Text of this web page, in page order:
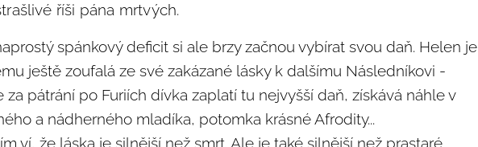
říši pána mrtvých.
spánkový deficit si ale brzy začnou vybírat svou daň. Helen je
ještě zoufalá ze své zakázané lásky k dalšímu Následníkovi -
za pátrání po Furiích dívka zaplatí tu nejvyšší daň, získává náhle v
a nádherného mladíka, potomka krásné Afrodity...
ví, že láska je silnější než smrt. Ale je také silnější než prastaré